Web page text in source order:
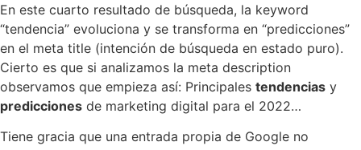
En este cuarto resultado de búsqueda, la keyword
“tendencia” evoluciona y se transforma en “predicciones”
en el meta title (intención de búsqueda en estado puro).
Cierto es que si analizamos la meta description
observamos que empieza así: Principales tendencias y
predicciones de marketing digital para el 2022…
Tiene gracia que una entrada propia de Google no